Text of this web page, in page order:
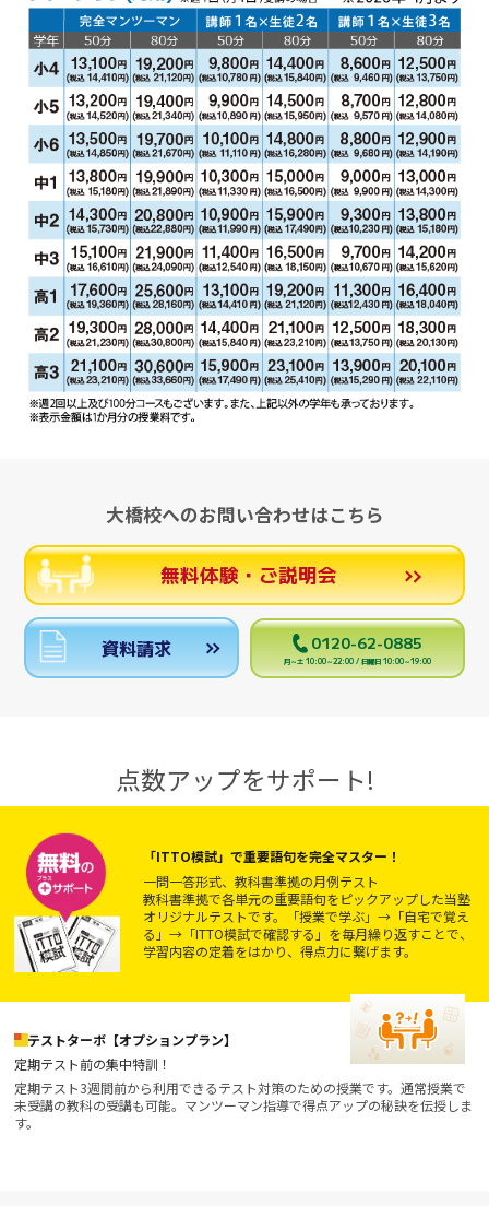
大橋校へのお問い合わせはこちら
無料体験・ご説明会
資料請求 0120-62-0885
月～土 10:00～22:00 / 日曜日 10:00～19:00
点数アップをサポート!
「ITTO模試」で重要語句を完全マスター！
一問一答形式、教科書準拠の月例テスト
教科書準拠で各単元の重要語句をピックアップした当塾
オリジナルテストです。「授業で学ぶ」→「自宅で覚え
る」→「ITTO模試で確認する」を毎月繰り返すことで、
学習内容の定着をはかり、得点力に繋げます。
テストターボ【オプションプラン】
定期テスト前の集中特訓！
定期テスト3週間前から利用できるテスト対策のための授業です。通常授業で
未受講の教科の受講も可能。マンツーマン指導で得点アップの秘訣を伝授しま
す。